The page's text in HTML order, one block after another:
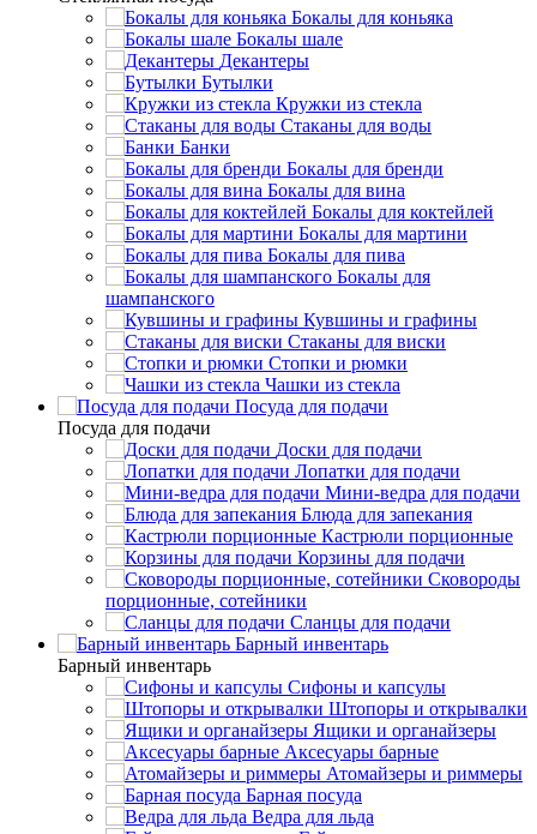
Бокалы для коньяка
Бокалы шале
Декантеры
Бутылки
Кружки из стекла
Стаканы для воды
Банки
Бокалы для бренди
Бокалы для вина
Бокалы для коктейлей
Бокалы для мартини
Бокалы для пива
Бокалы для
шампанского
Кувшины и графины
Стаканы для виски
Стопки и рюмки
Чашки из стекла
Посуда для подачи
Посуда для подачи
Доски для подачи
Лопатки для подачи
Мини-ведра для подачи
Блюда для запекания
Кастрюли порционные
Корзины для подачи
Сковороды
порционные, сотейники
Сланцы для подачи
Барный инвентарь
Барный инвентарь
Сифоны и капсулы
Штопоры и открывалки
Ящики и органайзеры
Аксесуары барные
Атомайзеры и риммеры
Барная посуда
Ведра для льда